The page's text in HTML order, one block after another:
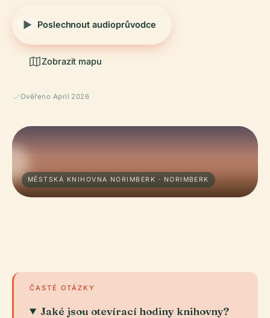
Poslechnout audioprůvodce
Zobrazit mapu
Ověřeno April 2026
MĚSTSKÁ KNIHOVNA NORIMBERK · NORIMBERK
ČASTÉ OTÁZKY
Jaké jsou otevírací hodiny knihovny?